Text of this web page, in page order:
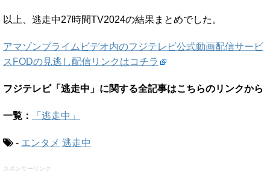
以上、逃走中27時間TV2024の結果まとめでした。
アマゾンプライムビデオ内のフジテレビ公式動画配信サービ
スFODの見逃し配信リンクはコチラ
フジテレビ「逃走中」に関する全記事はこちらのリンクから
一覧： 「逃走中」
- エンタメ 逃走中
スポンサーリンク